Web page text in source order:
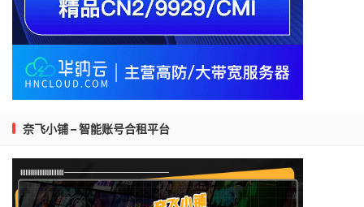
奈飞小铺 – 智能账号合租平台